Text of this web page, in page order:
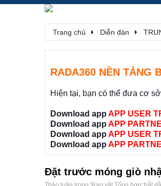
Trang chủ Diễn đàn
RADA360 NỀN TẢNG
Hiện tại, bạn có thể đưa cơ
Download app APP USER
Download app APP
Download app APP USER
Download app APP
Đặt trước móng giò